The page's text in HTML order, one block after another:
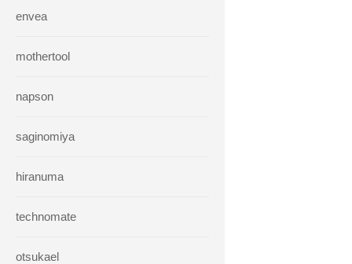
envea
mothertool
napson
saginomiya
hiranuma
technomate
otsukael